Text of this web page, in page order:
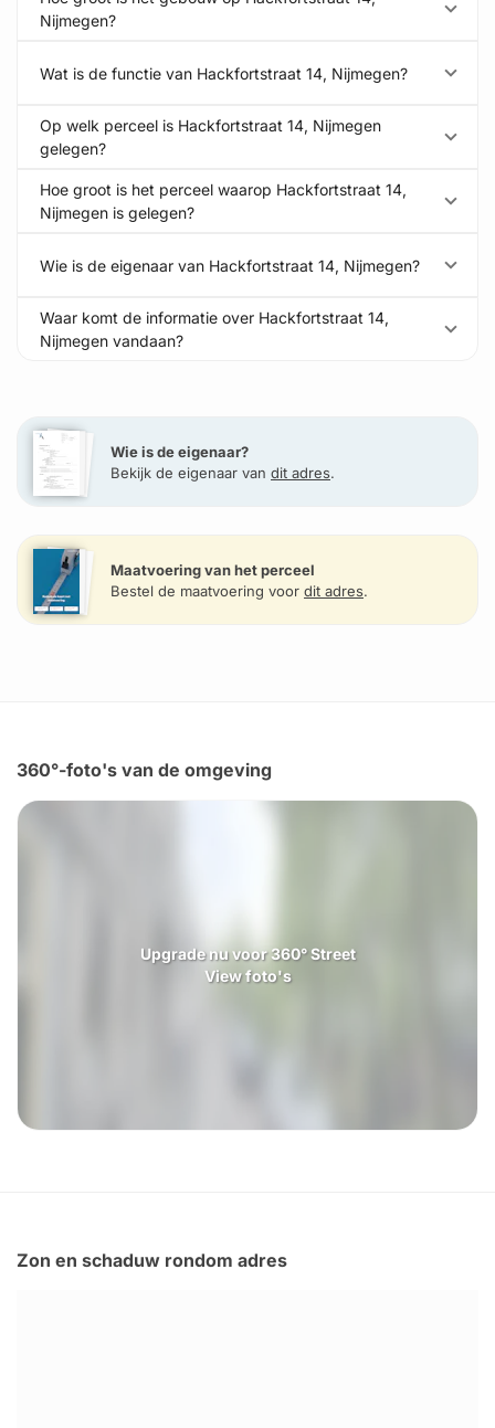
Nijmegen?
Wat is de functie van Hackfortstraat 14, Nijmegen?
Op welk perceel is Hackfortstraat 14, Nijmegen
gelegen?
Hoe groot is het perceel waarop Hackfortstraat 14,
Nijmegen is gelegen?
Wie is de eigenaar van Hackfortstraat 14, Nijmegen?
Waar komt de informatie over Hackfortstraat 14,
Nijmegen vandaan?
Wie is de eigenaar?
Bekijk de eigenaar van dit adres.
Maatvoering van het perceel
Bestel de maatvoering voor dit adres.
360°-foto's van de omgeving
Upgrade nu voor 360° Street
View foto's
Zon en schaduw rondom adres